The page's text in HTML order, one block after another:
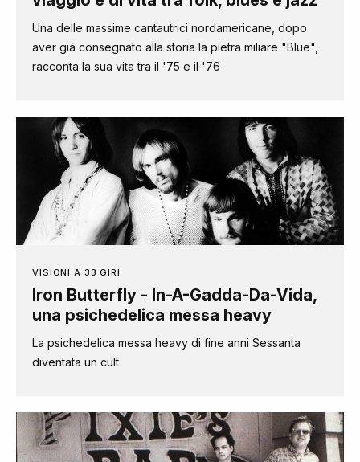
Una delle massime cantautrici nordamericane, dopo
aver già consegnato alla storia la pietra miliare "Blue",
racconta la sua vita tra il '75 e il '76
VISIONI A 33 GIRI
Iron Butterfly - In-A-Gadda-Da-Vida,
una psichedelica messa heavy
La psichedelica messa heavy di fine anni Sessanta
diventata un cult